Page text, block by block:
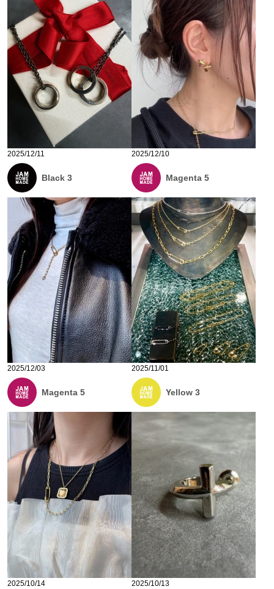
2025/12/11
Black 3
2025/12/10
Magenta 5
2025/12/03
Magenta 5
2025/11/01
Yellow 3
2025/10/14 2025/10/13